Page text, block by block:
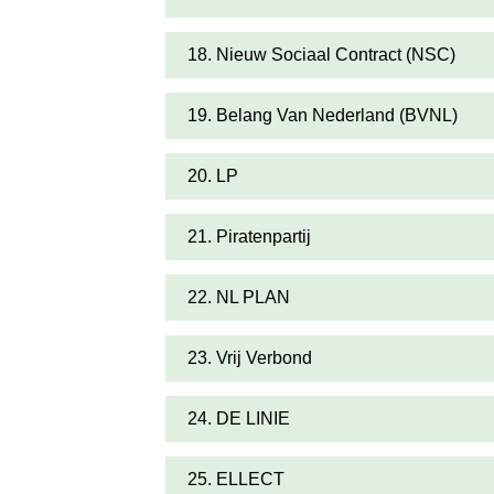
18. Nieuw Sociaal Contract (NSC)
19. Belang Van Nederland (BVNL)
20. LP
21. Piratenpartij
22. NL PLAN
23. Vrij Verbond
24. DE LINIE
25. ELLECT